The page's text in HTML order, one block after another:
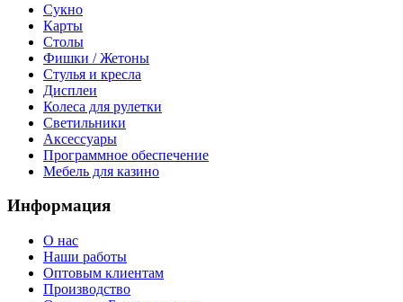
Сукно
Карты
Столы
Фишки / Жетоны
Стулья и кресла
Дисплеи
Колеса для рулетки
Светильники
Аксессуары
Программное обеспечение
Мебель для казино
Информация
О нас
Наши работы
Оптовым клиентам
Производство